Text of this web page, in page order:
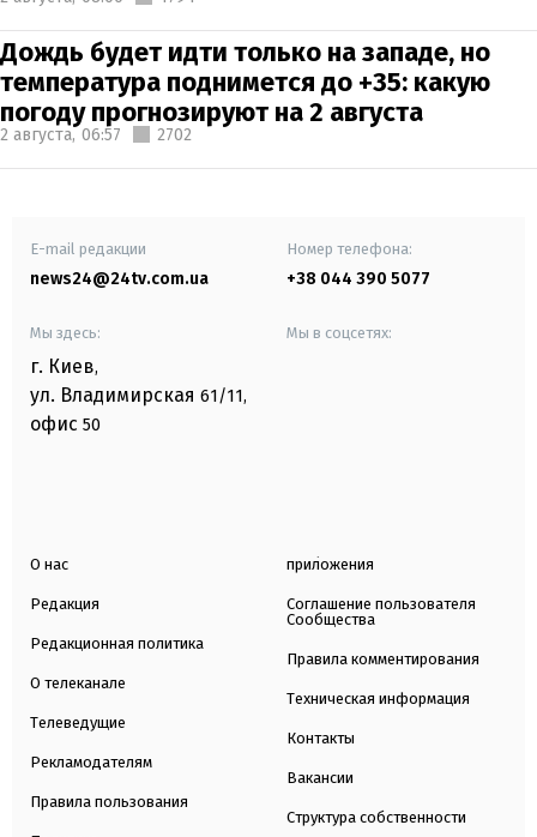
Дождь будет идти только на западе, но
температура поднимется до +35: какую
погоду прогнозируют на 2 августа
2 августа, 06:57 2702
E-mail редакции
news24@24tv.com.ua
Номер телефона:
+38 044 390 5077
Мы здесь:
г. Киев,
ул. Владимирская 61/11,
офис 50
Мы в соцсетях:
О нас
Редакция
Редакционная политика
О телеканале
Телеведущие
Рекламодателям
Правила пользования
приложения
Соглашение пользователя
Сообщества
Правила комментирования
Техническая информация
Контакты
Вакансии
Структура собственности